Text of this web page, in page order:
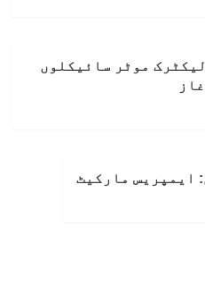
مفت الیکٹرک موٹر سائیکلوں
ایمپریس مارکیٹ